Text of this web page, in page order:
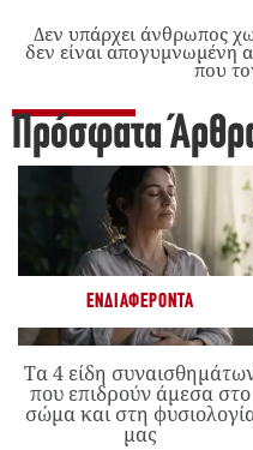
Δεν υπάρχει άνθρωπος
δεν είναι απογυμνωμένη
που
Πρόσφατα
ΕΝΔΙΑΦΈΡΟΝΤΑ
Τα 4 είδη
που επιδρούν άμεσα στο
σώμα και στη
μας